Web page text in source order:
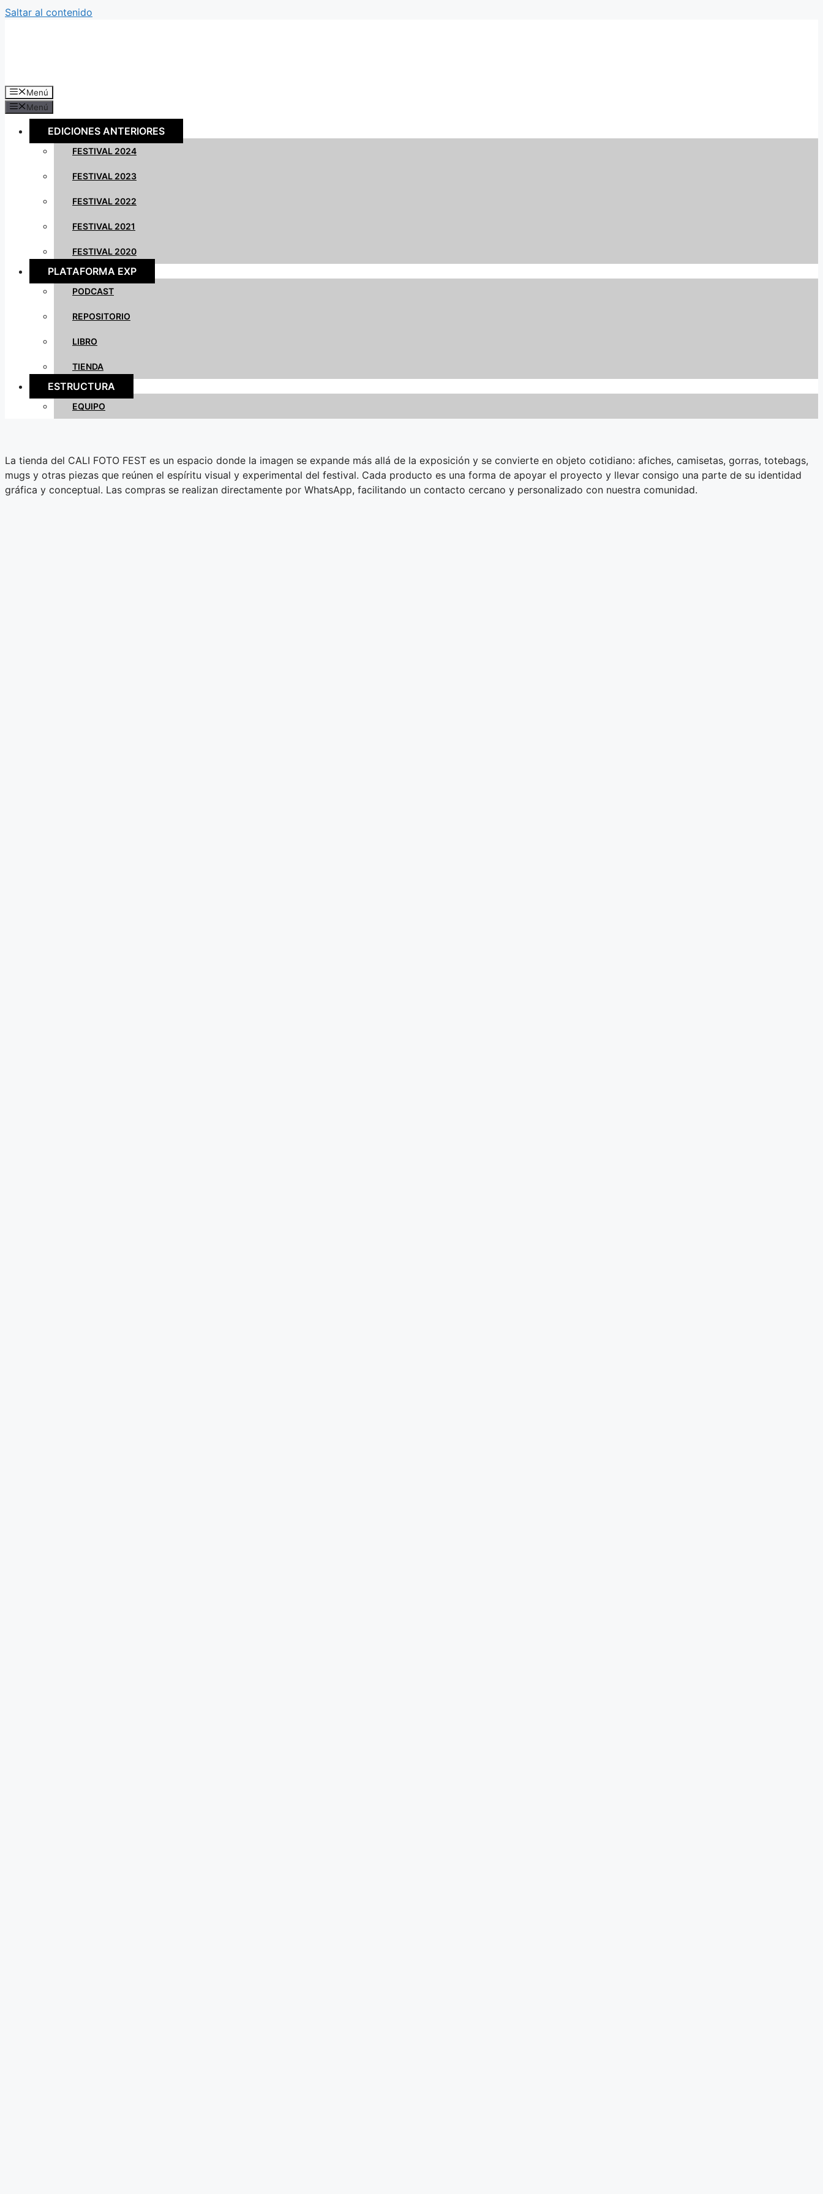
Saltar al contenido
Menú
Menú
EDICIONES ANTERIORES
FESTIVAL 2024
FESTIVAL 2023
FESTIVAL 2022
FESTIVAL 2021
FESTIVAL 2020
PLATAFORMA EXP
PODCAST
REPOSITORIO
LIBRO
TIENDA
ESTRUCTURA
EQUIPO
La tienda del CALI FOTO FEST es un espacio donde la imagen se expande más allá de la exposición y se convierte en objeto cotidiano: afiches, camisetas, gorras, totebags,
mugs y otras piezas que reúnen el espíritu visual y experimental del festival. Cada producto es una forma de apoyar el proyecto y llevar consigo una parte de su identidad
gráfica y conceptual. Las compras se realizan directamente por WhatsApp, facilitando un contacto cercano y personalizado con nuestra comunidad.